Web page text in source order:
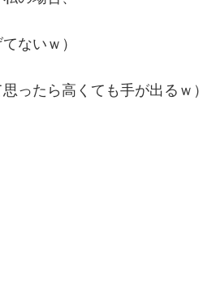
ないｗ）
ったら高くても手が出るｗ）